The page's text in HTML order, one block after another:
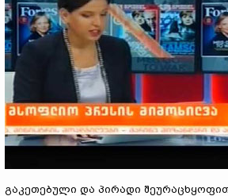
გაკეთებული და პირადი